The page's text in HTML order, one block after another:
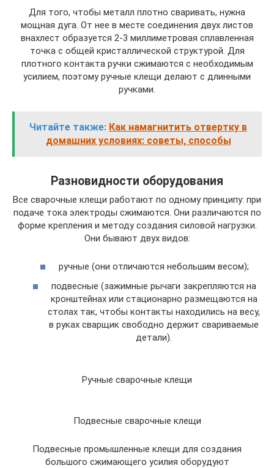
Для того, чтобы металл плотно сваривать, нужна
мощная дуга. От нее в месте соединения двух листов
внахлест образуется 2-3 миллиметровая сплавленная
точка с общей кристаллической структурой. Для
плотного контакта ручки сжимаются с необходимым
усилием, поэтому ручные клещи делают с длинными
ручками.
Читайте также: Как намагнитить отвертку в
домашних условиях: советы, способы
Разновидности оборудования
Все сварочные клещи работают по одному принципу: при
подаче тока электроды сжимаются. Они различаются по
форме крепления и методу создания силовой нагрузки.
Они бывают двух видов:
ручные (они отличаются небольшим весом);
подвесные (зажимные рычаги закрепляются на
кронштейнах или стационарно размещаются на
столах так, чтобы контакты находились на весу,
в руках сварщик свободно держит свариваемые
детали).
Ручные сварочные клещи
Подвесные сварочные клещи
Подвесные промышленные клещи для создания
большого сжимающего усилия оборудуют